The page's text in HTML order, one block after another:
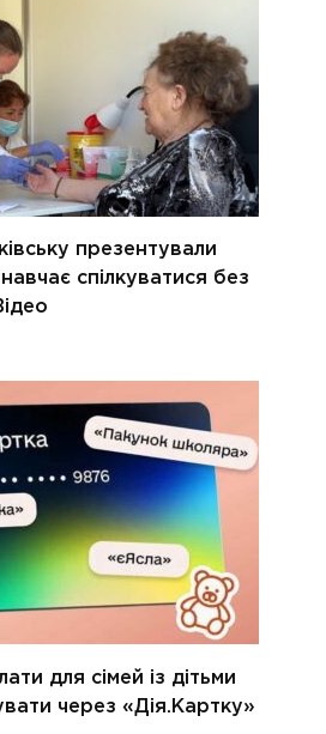
презентували
спілкуватися без
для сімей із дітьми
через «Дія.Картку»